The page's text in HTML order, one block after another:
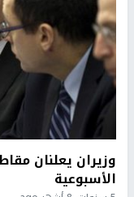
وزيران يعلنان
الأسبوعية